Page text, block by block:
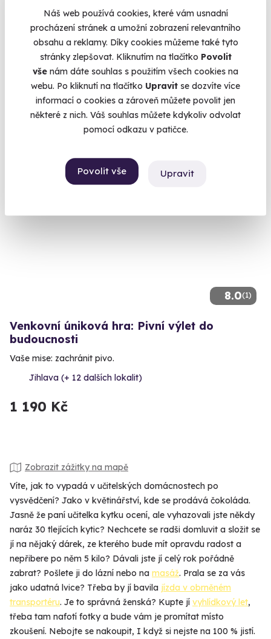
Náš web používá cookies, které vám usnadní
procházení stránek a umožní zobrazení relevantního
obsahu a reklamy. Díky cookies můžeme také tyto
stránky zlepšovat. Kliknutím na tlačítko Povolit
vše nám dáte souhlas s použitím všech cookies na
webu. Po kliknutí na tlačítko Upravit se dozvíte více
informací o cookies a zároveň můžete povolit jen
některé z nich. Váš souhlas můžete kdykoliv odvolat
pomocí odkazu v patičce.
Povolit vše Upravit
Degustační menu na zámku Chateau Herálec
Večeře ve šlechtickém stylu na zámku jako z pohádky.
Herálec (Vysočina)
(Žďár nad Sázavou)
8.0(1)
Venkovní úniková hra: Pivní výlet do
budoucnosti
Vaše mise: zachránit pivo.
Jihlava (+ 12 dalších lokalit)
1 190 Kč
Zobrazit zážitky na mapě
Víte, jak to vypadá v učitelských domácnostech po
vysvědčení? Jako v květinářství, kde se prodává čokoláda.
Jasně že paní učitelka kytku ocení, ale vyhazovali jste někdy
naráz 30 tlejících kytic? Nechcete se radši domluvit a složit se
jí na nějaký dárek, ze kterého bude mít opravdu radost a
nepřibere po něm 5 kilo? Dávali jste jí celý rok pořádně
zabrat? Pošlete ji do lázní nebo na masáž. Prala se za vás
jako udatná lvice? Třeba by jí bavila jízda v obrněném
transportéru. Je to správná ženská? Kupte jí vyhlídkový let,
třeba tam nafotí fotky a bude vám je promítat místo
zkoušení. Nebojte se nakoupit, I když si nejste na 100 % jistí.